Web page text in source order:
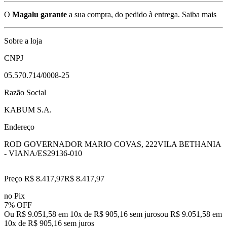
O Magalu garante a sua compra, do pedido à entrega. Saiba mais
Sobre a loja
CNPJ
05.570.714/0008-25
Razão Social
KABUM S.A.
Endereço
ROD GOVERNADOR MARIO COVAS, 222VILA BETHANIA
- VIANA/ES29136-010
Preço R$ 8.417,97R$ 8.417,97
no Pix
7% OFF
Ou R$ 9.051,58 em 10x de R$ 905,16 sem jurosou R$ 9.051,58 em
10x de R$ 905,16 sem juros